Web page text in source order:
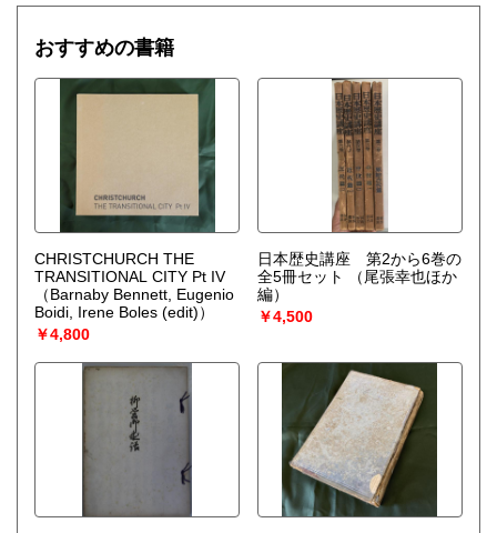
おすすめの書籍
CHRISTCHURCH THE
TRANSITIONAL CITY Pt IV
（Barnaby Bennett, Eugenio
Boidi, Irene Boles (edit)）
￥4,800
日本歴史講座 第2から6巻の
全5冊セット
（尾張幸也ほか
編）
￥4,500